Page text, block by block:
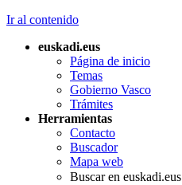
Ir al contenido
euskadi.eus
Página de inicio
Temas
Gobierno Vasco
Trámites
Herramientas
Contacto
Buscador
Mapa web
Buscar en euskadi.eus